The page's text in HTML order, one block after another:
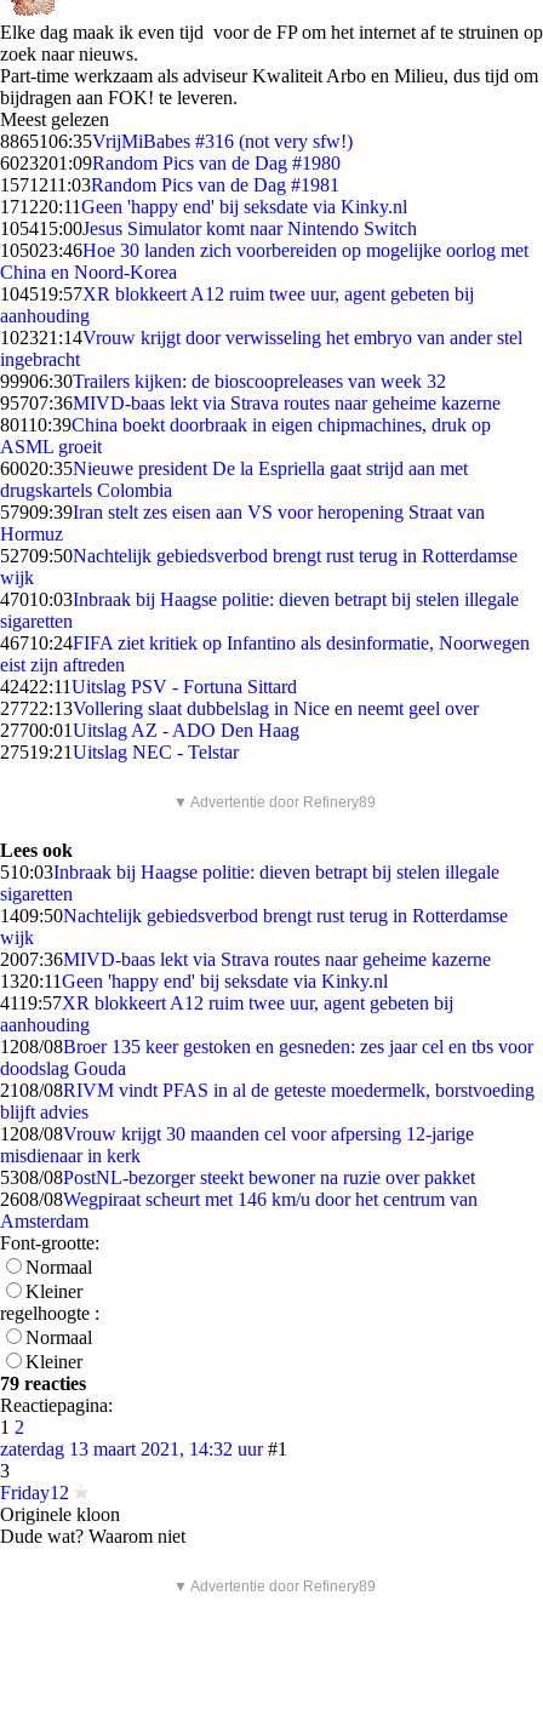
Elke dag maak ik even tijd voor de FP om het internet af te struinen op
zoek naar nieuws.
Part-time werkzaam als adviseur Kwaliteit Arbo en Milieu, dus tijd om
bijdragen aan FOK! te leveren.
Meest gelezen
8865106:35VrijMiBabes #316 (not very sfw!)
6023201:09Random Pics van de Dag #1980
1571211:03Random Pics van de Dag #1981
171220:11Geen 'happy end' bij seksdate via Kinky.nl
105415:00Jesus Simulator komt naar Nintendo Switch
105023:46Hoe 30 landen zich voorbereiden op mogelijke oorlog met
China en Noord-Korea
104519:57XR blokkeert A12 ruim twee uur, agent gebeten bij
aanhouding
102321:14Vrouw krijgt door verwisseling het embryo van ander stel
ingebracht
99906:30Trailers kijken: de bioscoopreleases van week 32
95707:36MIVD-baas lekt via Strava routes naar geheime kazerne
80110:39China boekt doorbraak in eigen chipmachines, druk op
ASML groeit
60020:35Nieuwe president De la Espriella gaat strijd aan met
drugskartels Colombia
57909:39Iran stelt zes eisen aan VS voor heropening Straat van
Hormuz
52709:50Nachtelijk gebiedsverbod brengt rust terug in Rotterdamse
wijk
47010:03Inbraak bij Haagse politie: dieven betrapt bij stelen illegale
sigaretten
46710:24FIFA ziet kritiek op Infantino als desinformatie, Noorwegen
eist zijn aftreden
42422:11Uitslag PSV - Fortuna Sittard
27722:13Vollering slaat dubbelslag in Nice en neemt geel over
27700:01Uitslag AZ - ADO Den Haag
27519:21Uitslag NEC - Telstar
▼ Advertentie door Refinery89
Lees ook
510:03Inbraak bij Haagse politie: dieven betrapt bij stelen illegale
sigaretten
1409:50Nachtelijk gebiedsverbod brengt rust terug in Rotterdamse
wijk
2007:36MIVD-baas lekt via Strava routes naar geheime kazerne
1320:11Geen 'happy end' bij seksdate via Kinky.nl
4119:57XR blokkeert A12 ruim twee uur, agent gebeten bij
aanhouding
1208/08Broer 135 keer gestoken en gesneden: zes jaar cel en tbs voor
doodslag Gouda
2108/08RIVM vindt PFAS in al de geteste moedermelk, borstvoeding
blijft advies
1208/08Vrouw krijgt 30 maanden cel voor afpersing 12-jarige
misdienaar in kerk
5308/08PostNL-bezorger steekt bewoner na ruzie over pakket
2608/08Wegpiraat scheurt met 146 km/u door het centrum van
Amsterdam
Font-grootte:
Normaal
Kleiner
regelhoogte :
Normaal
Kleiner
79 reacties
Reactiepagina:
1 2
zaterdag 13 maart 2021, 14:32 uur #1
3
Friday12
Originele kloon
Dude wat? Waarom niet
▼ Advertentie door Refinery89